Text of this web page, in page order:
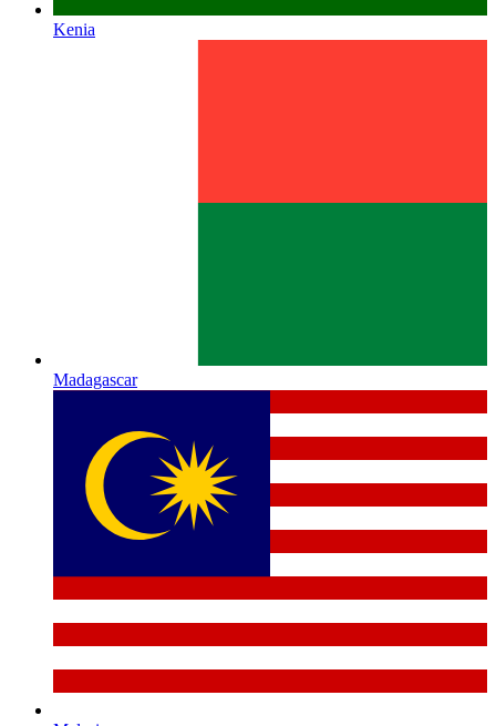
Kenia
Madagascar